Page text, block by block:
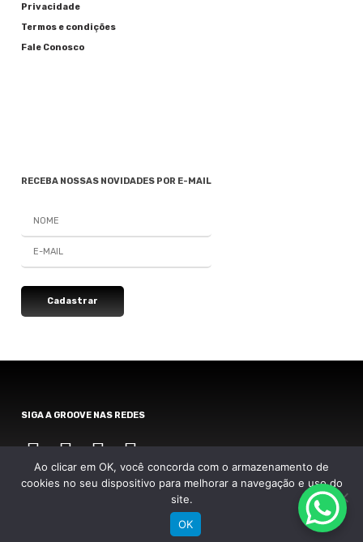
Privacidade
Termos e condições
Fale Conosco
RECEBA NOSSAS NOVIDADES POR E-MAIL
SIGA A GROOVE NAS REDES
InstagramInstagramInstagramInstagram
Groove Bikes Ltda. Todos os direitos reservados. Site por NaçãoDesign|
Política de privacidade
Ao clicar em OK, você concorda com o armazenamento de
cookies no seu dispositivo para melhorar a navegação e uso do
site.
OK